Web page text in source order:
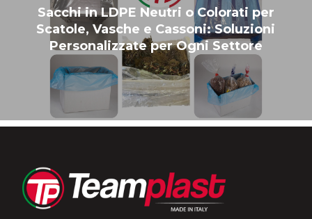
Sacchi in LDPE Neutri o Colorati per
Scatole, Vasche e Cassoni: Soluzioni
Personalizzate per Ogni Settore